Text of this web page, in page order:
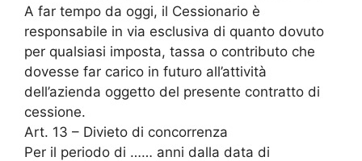
A far tempo da oggi, il Cessionario è
responsabile in via esclusiva di quanto dovuto
per qualsiasi imposta, tassa o contributo che
dovesse far carico in futuro all’attività
dell’azienda oggetto del presente contratto di
cessione.
Art. 13 – Divieto di concorrenza
Per il periodo di …… anni dalla data di